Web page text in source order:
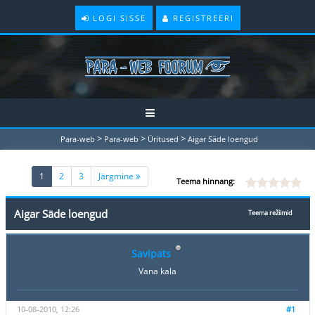
LOGI SISSE REGISTREERI
Para-web > Para-web > Üritused > Aigar Säde loengud
1 (current)
2 3 Järgmine Teema hinnang:
Teema režiimid
Aigar Säde loengud
Savipats
Vana kala
#1
10-08-2010, 12:26